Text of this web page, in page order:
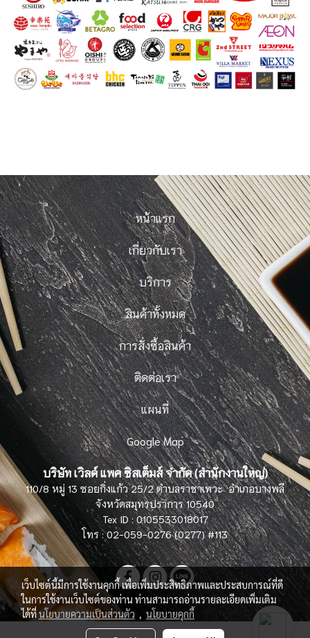
หน้าแรก
เกี่ยวกับเรา
บริการ
สินค้าทั้งหมด
การสั่งซื้อสินค้า
ติดต่อเรา
แผนที่
Google Map
บริษัท เวิลด์ แพค ซิสเต็มส์ จำกัด (สำนักงานใหญ่)
110/8 หมู่ 13 ซอยกิ่งแก้ว 25/2 ตำบลราชาเทวะ อำเภอบางพลี
จังหวัดสมุทรปราการ 10540
Tex ID : 0105533018017
โทร : 02-059-0276 (0277) #113
เว็บไซต์นี้มีการใช้งานคุกกี้ เพื่อเพิ่มประสิทธิภาพและประสบการณ์ที่ดี
ในการใช้งานเว็บไซต์ของท่าน ท่านสามารถอ่านรายละเอียดเพิ่มเติม
ได้ที่นโยบายความเป็นส่วนตัว , นโยบายคุกกี้